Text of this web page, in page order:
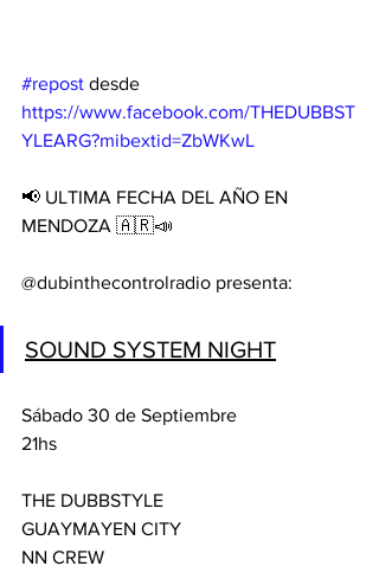
#repost desde
https://www.facebook.com/THEDUBBST
YLEARG?mibextid=ZbWKwL
📢 ULTIMA FECHA DEL AÑO EN
MENDOZA 🇦🇷📣
@dubinthecontrolradio presenta:
SOUND SYSTEM NIGHT
Sábado 30 de Septiembre
21hs
THE DUBBSTYLE
GUAYMAYEN CITY
NN CREW